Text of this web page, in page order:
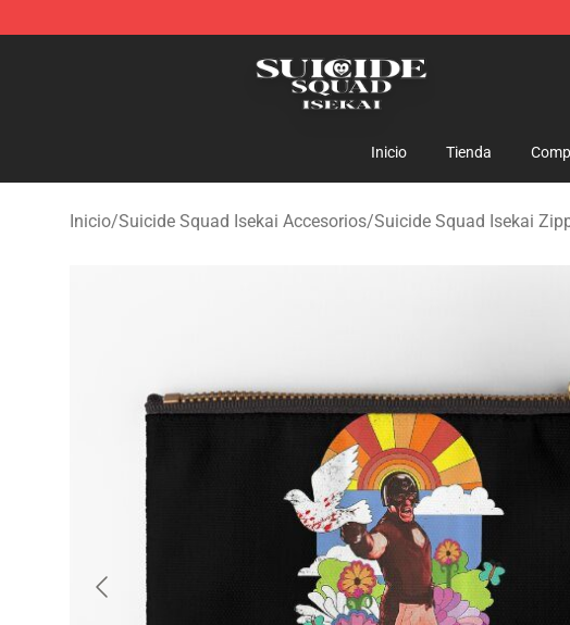
Inicio Tienda
Inicio/Suicide Squad Isekai Accesorios/Suicide Squad Isekai